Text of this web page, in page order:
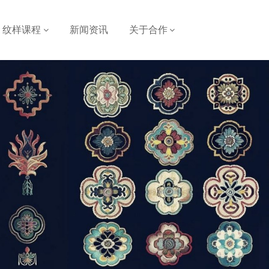
纹样课程 新闻资讯 关于合作